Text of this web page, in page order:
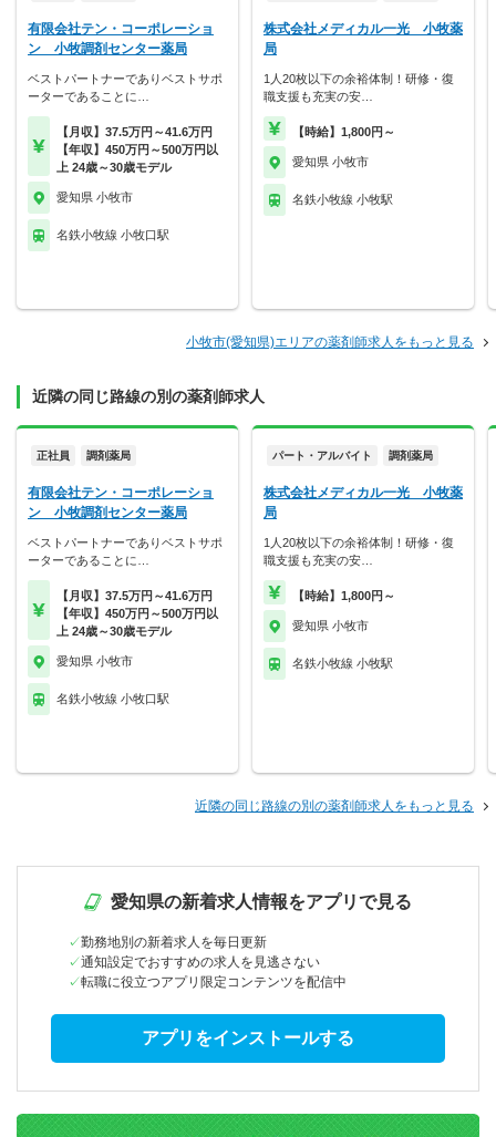
有限会社テン・コーポレーショ
ン 小牧調剤センター薬局
ベストパートナーでありベストサポ
ーターであることに…
【月収】37.5万円～41.6万円
【年収】450万円～500万円以
上 24歳～30歳モデル
愛知県 小牧市
名鉄小牧線 小牧口駅
株式会社メディカル一光 小牧薬
局
1人20枚以下の余裕体制！研修・復
職支援も充実の安…
【時給】1,800円～
愛知県 小牧市
名鉄小牧線 小牧駅
小牧市(愛知県)エリアの薬剤師求人をもっと見る
近隣の同じ路線の別の薬剤師求人
正社員 調剤薬局
有限会社テン・コーポレーショ
ン 小牧調剤センター薬局
ベストパートナーでありベストサポ
ーターであることに…
【月収】37.5万円～41.6万円
【年収】450万円～500万円以
上 24歳～30歳モデル
愛知県 小牧市
名鉄小牧線 小牧口駅
パート・アルバイト 調剤薬局
株式会社メディカル一光 小牧薬
局
1人20枚以下の余裕体制！研修・復
職支援も充実の安…
【時給】1,800円～
愛知県 小牧市
名鉄小牧線 小牧駅
近隣の同じ路線の別の薬剤師求人をもっと見る
愛知県の新着求人情報をアプリで見る
勤務地別の新着求人を毎日更新
通知設定でおすすめの求人を見逃さない
転職に役立つアプリ限定コンテンツを配信中
アプリをインストールする